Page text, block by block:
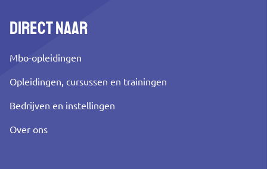
Direct naar
Mbo-opleidingen
Opleidingen, cursussen en trainingen
Bedrijven en instellingen
Over ons